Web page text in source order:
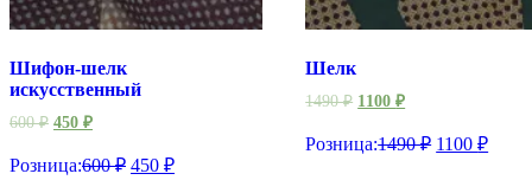
Шифон-шелк
искусственный
600₽ 450 ₽
Розница:600₽ 450 ₽
Шелк
1490₽ 1100₽
Розница:1490₽ 1100₽